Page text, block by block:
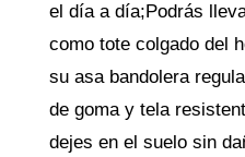
el día a día;Podrás
como tote colgado del
su asa bandolera
de goma y tela
dejes en el suelo sin